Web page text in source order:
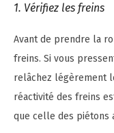
1. Vérifiez les freins
Avant de prendre la
freins. Si vous
relâchez légèrement
réactivité des freins
que celle des piétons